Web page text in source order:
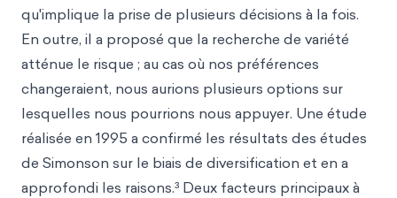
qu'implique la prise de plusieurs décisions à la fois.
En outre, il a proposé que la recherche de variété
atténue le risque ; au cas où nos préférences
changeraient, nous aurions plusieurs options sur
lesquelles nous pourrions nous appuyer. Une étude
réalisée en 1995 a confirmé les résultats des études
de Simonson sur le biais de diversification et en a
approfondi les raisons.³ Deux facteurs principaux à